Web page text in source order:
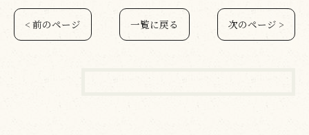
< 前のページ 一覧に戻る 次のページ >